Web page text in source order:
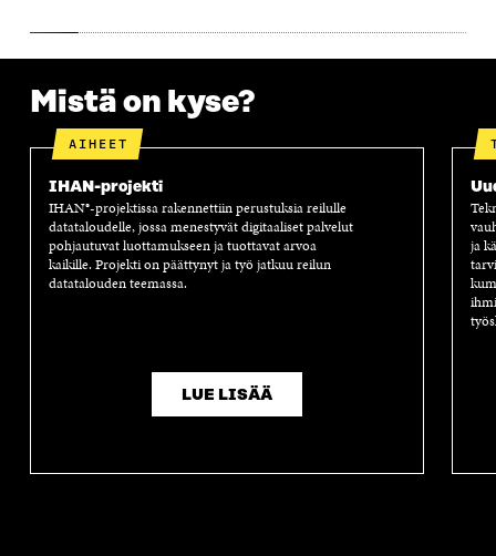
Mistä on kyse?
AIHEET
IHAN-projekti
IHAN®-projektissa rakennettiin perustuksia reilulle
datataloudelle, jossa menestyvät digitaaliset palvelut
pohjautuvat luottamukseen ja tuottavat arvoa
kaikille. Projekti on päättynyt ja työ jatkuu reilun
datatalouden teemassa.
LUE LISÄÄ
ja